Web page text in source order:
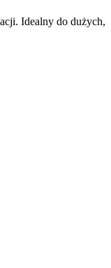
Idealny do dużych,